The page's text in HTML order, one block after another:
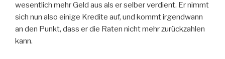
wesentlich mehr Geld aus als er selber verdient. Er nimmt
sich nun also einige Kredite auf, und kommt irgendwann
an den Punkt, dass er die Raten nicht mehr zurückzahlen
kann.